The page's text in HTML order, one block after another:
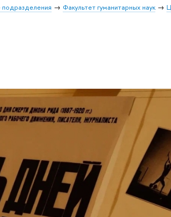
Факультет гуманитарных наук